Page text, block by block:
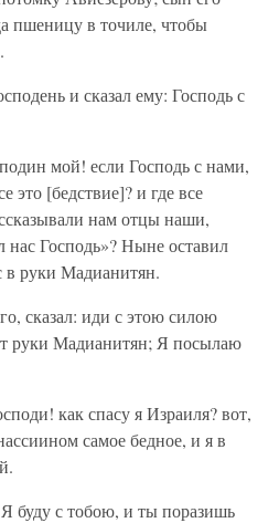
пшеницу в точиле, чтобы
и сказал ему: Господь с
мой! если Господь с нами,
это [бедствие]? и где все
нам отцы наши,
нас Господь»? Ныне оставил
в руки Мадианитян.
сказал: иди с этою силою
руки Мадианитян; Я посылаю
как спасу я Израиля? вот,
самое бедное, и я в
буду с тобою, и ты поразишь